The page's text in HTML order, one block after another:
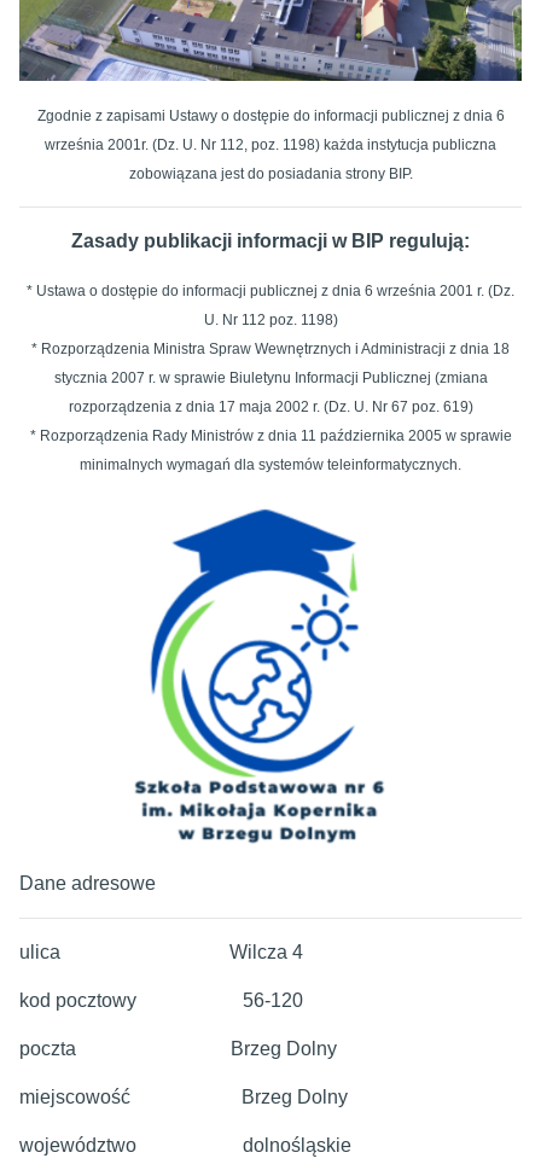
Zgodnie z zapisami Ustawy o dostępie do informacji publicznej z dnia 6
września 2001r. (Dz. U. Nr 112, poz. 1198) każda instytucja publiczna
zobowiązana jest do posiadania strony BIP.
Zasady publikacji informacji w BIP regulują:
* Ustawa o dostępie do informacji publicznej z dnia 6 września 2001 r. (Dz.
U. Nr 112 poz. 1198)
* Rozporządzenia Ministra Spraw Wewnętrznych i Administracji z dnia 18
stycznia 2007 r. w sprawie Biuletynu Informacji Publicznej (zmiana
rozporządzenia z dnia 17 maja 2002 r. (Dz. U. Nr 67 poz. 619)
* Rozporządzenia Rady Ministrów z dnia 11 października 2005 w sprawie
minimalnych wymagań dla systemów teleinformatycznych.
Dane adresowe
ulica Wilcza 4
kod pocztowy 56-120
poczta Brzeg Dolny
miejscowość Brzeg Dolny
województwo dolnośląskie